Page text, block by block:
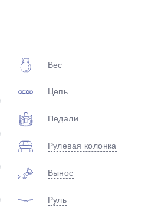
Вес
Цепь
Педали
Рулевая колонка
Вынос
Руль
раз в 2 недели